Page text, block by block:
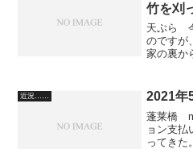
竹を刈
天ぷら
のですが
家の裏か
竹が群生
伸びて
近況…… 2021年
蓬莱橋
ョン支払
ってきた